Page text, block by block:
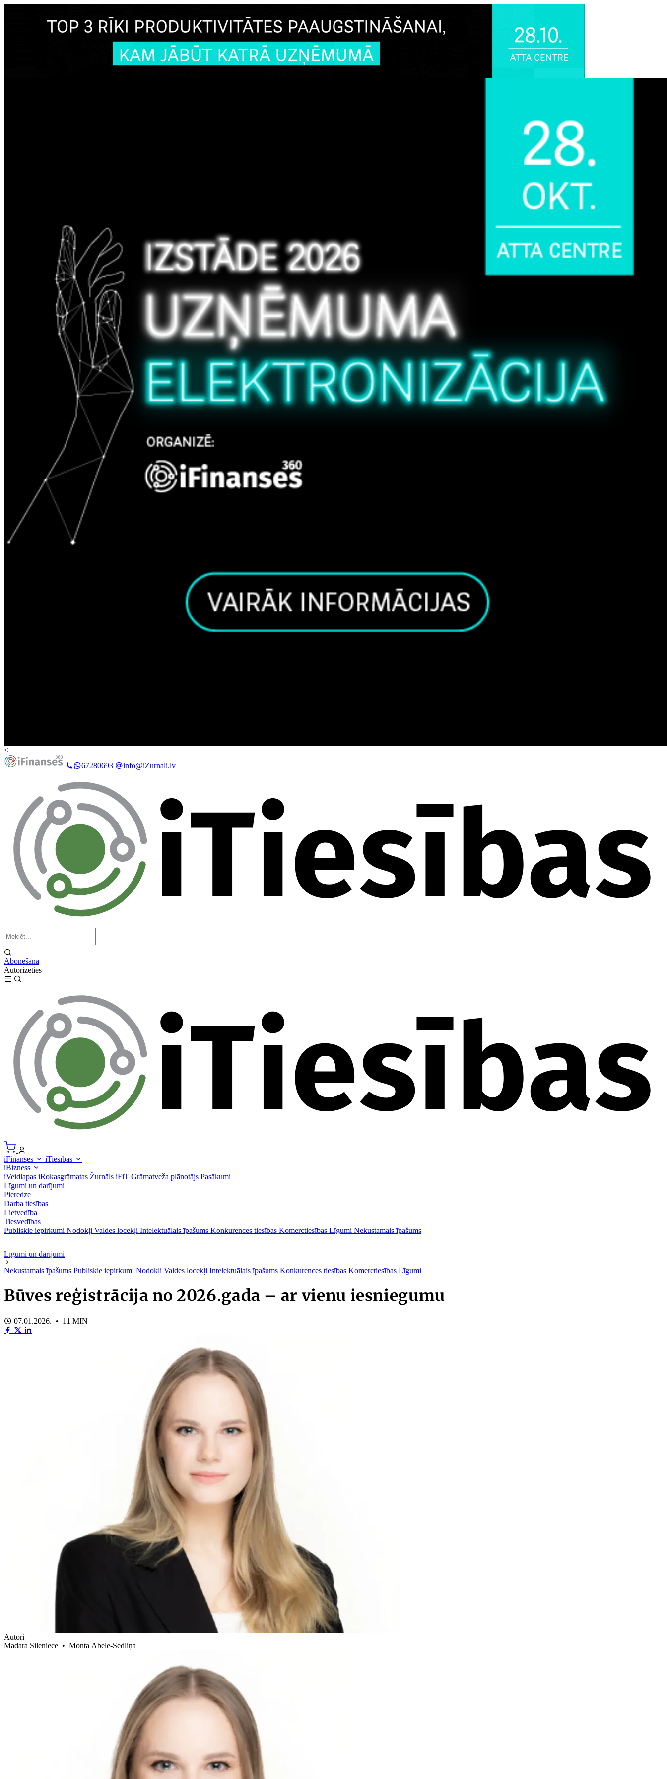
<
67280693
info@iZurnali.lv
Abonēšana
Autorizēties
iFinanses
iTiesības
iBizness
iVeidlapas iRokasgrāmatas Žurnāls iFiT Grāmatveža plānotājs Pasākumi
Līgumi un darījumi
Pieredze
Darba tiesības
Lietvedība
Tiesvedības
Publiskie iepirkumi Nodokļi Valdes locekļi Intelektuālais īpašums Konkurences tiesības Komerctiesības Līgumi Nekustamais īpašums
Līgumi un darījumi
Nekustamais īpašums Publiskie iepirkumi Nodokļi Valdes locekļi Intelektuālais īpašums Konkurences tiesības Komerctiesības Līgumi
Būves reģistrācija no 2026.gada – ar vienu iesniegumu
07.01.2026. • 11 MIN
Autori
Madara Sileniece • Monta Ābele-Sedliņa